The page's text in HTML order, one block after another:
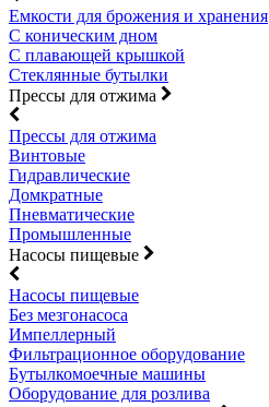
Емкости для брожения и хранения
С коническим дном
С плавающей крышкой
Стеклянные бутылки
Прессы для отжима
Прессы для отжима
Винтовые
Гидравлические
Домкратные
Пневматические
Промышленные
Насосы пищевые
Насосы пищевые
Без мезгонасоса
Импеллерный
Фильтрационное оборудование
Бутылкомоечные машины
Оборудование для розлива